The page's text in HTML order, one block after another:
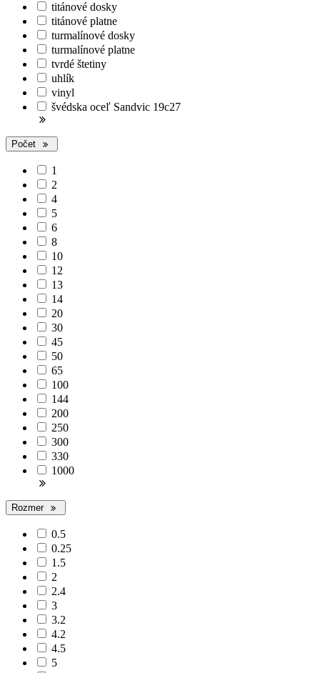
titánové dosky
titánové platne
turmalínové dosky
turmalínové platne
tvrdé štetiny
uhlík
vinyl
švédska oceľ Sandvic 19c27
Počet
1
2
4
5
6
8
10
12
13
14
20
30
45
50
65
100
144
200
250
300
330
1000
Rozmer
0.5
0.25
1.5
2
2.4
3
3.2
4.2
4.5
5